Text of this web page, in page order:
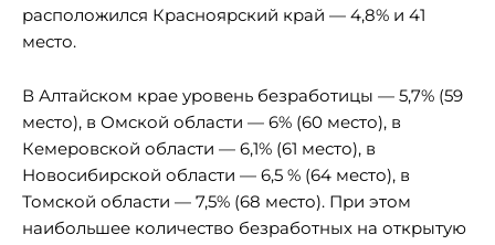
расположился Красноярский край — 4,8% и 41
место.
В Алтайском крае уровень безработицы — 5,7% (59
место), в Омской области — 6% (60 место), в
Кемеровской области — 6,1% (61 место), в
Новосибирской области — 6,5 % (64 место), в
Томской области — 7,5% (68 место). При этом
наибольшее количество безработных на открытую